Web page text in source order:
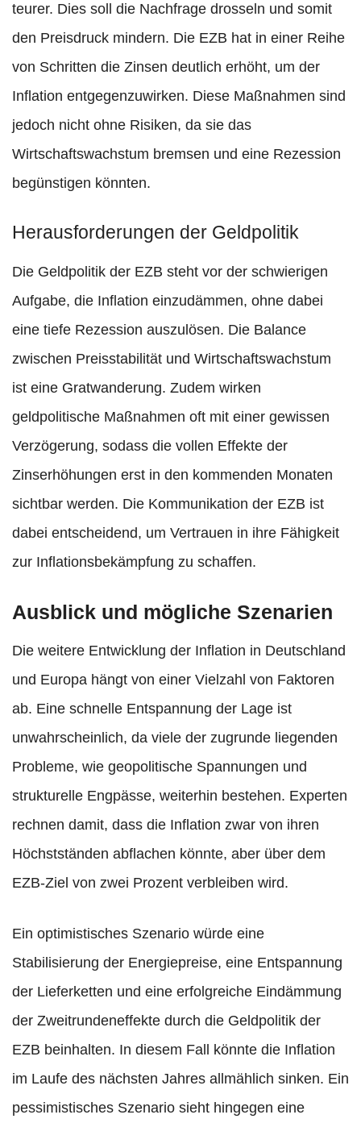
teurer. Dies soll die Nachfrage drosseln und somit
den Preisdruck mindern. Die EZB hat in einer Reihe
von Schritten die Zinsen deutlich erhöht, um der
Inflation entgegenzuwirken. Diese Maßnahmen sind
jedoch nicht ohne Risiken, da sie das
Wirtschaftswachstum bremsen und eine Rezession
begünstigen könnten.
Herausforderungen der Geldpolitik
Die Geldpolitik der EZB steht vor der schwierigen
Aufgabe, die Inflation einzudämmen, ohne dabei
eine tiefe Rezession auszulösen. Die Balance
zwischen Preisstabilität und Wirtschaftswachstum
ist eine Gratwanderung. Zudem wirken
geldpolitische Maßnahmen oft mit einer gewissen
Verzögerung, sodass die vollen Effekte der
Zinserhöhungen erst in den kommenden Monaten
sichtbar werden. Die Kommunikation der EZB ist
dabei entscheidend, um Vertrauen in ihre Fähigkeit
zur Inflationsbekämpfung zu schaffen.
Ausblick und mögliche Szenarien
Die weitere Entwicklung der Inflation in Deutschland
und Europa hängt von einer Vielzahl von Faktoren
ab. Eine schnelle Entspannung der Lage ist
unwahrscheinlich, da viele der zugrunde liegenden
Probleme, wie geopolitische Spannungen und
strukturelle Engpässe, weiterhin bestehen. Experten
rechnen damit, dass die Inflation zwar von ihren
Höchstständen abflachen könnte, aber über dem
EZB-Ziel von zwei Prozent verbleiben wird.
Ein optimistisches Szenario würde eine
Stabilisierung der Energiepreise, eine Entspannung
der Lieferketten und eine erfolgreiche Eindämmung
der Zweitrundeneffekte durch die Geldpolitik der
EZB beinhalten. In diesem Fall könnte die Inflation
im Laufe des nächsten Jahres allmählich sinken. Ein
pessimistisches Szenario sieht hingegen eine